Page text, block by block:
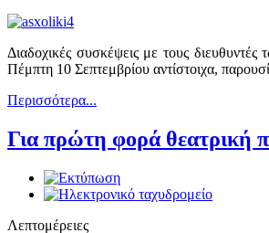
Διαδοχικές συσκέψεις με τους
Πέμπτη 10 Σεπτεμβρίου αντίστοιχα,
Περισσότερα...
Για πρώτη φορά
Λεπτομέρειες